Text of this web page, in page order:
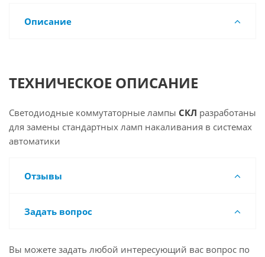
Описание
ТЕХНИЧЕСКОЕ ОПИСАНИЕ
Светодиодные коммутаторные лампы СКЛ разработаны
для замены стандартных ламп накаливания в системах
автоматики
Отзывы
Задать вопрос
Вы можете задать любой интересующий вас вопрос по